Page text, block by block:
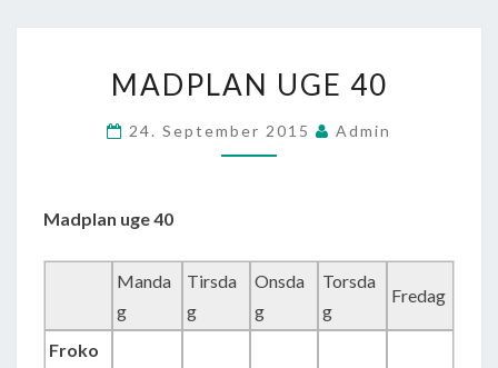
UGE
MADPLAN UGE 40
24. September 2015 Admin
Madplan uge 40
Manda
g
Tirsda
g
Onsda
g
Torsda
g
Fredag
Froko